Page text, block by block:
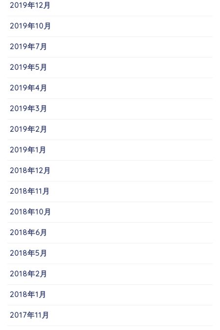
2019年12月
2019年10月
2019年7月
2019年5月
2019年4月
2019年3月
2019年2月
2019年1月
2018年12月
2018年11月
2018年10月
2018年6月
2018年5月
2018年2月
2018年1月
2017年11月